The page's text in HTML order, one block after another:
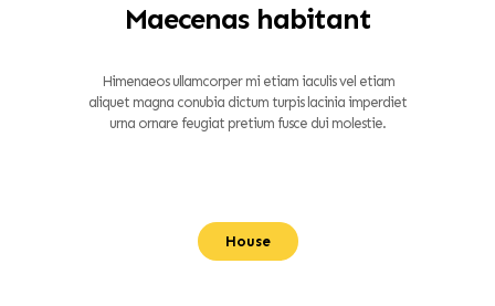
Maecenas habitant
Himenaeos ullamcorper mi etiam iaculis vel etiam
aliquet magna conubia dictum turpis lacinia imperdiet
urna ornare feugiat pretium fusce dui molestie.
House